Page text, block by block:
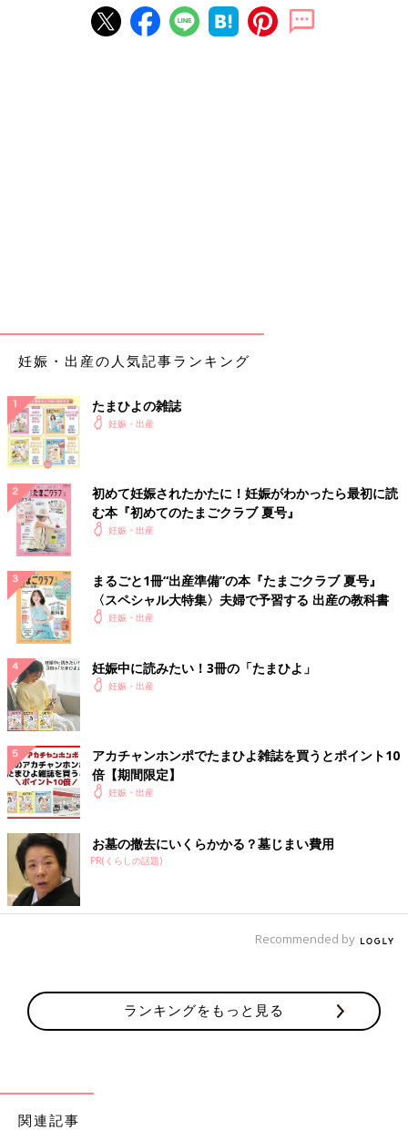
妊娠・出産の人気記事ランキング
たまひよの雑誌
妊娠・出産
初めて妊娠されたかたに！妊娠がわかったら最初に読
む本『初めてのたまごクラブ 夏号』
妊娠・出産
まるごと1冊“出産準備”の本『たまごクラブ 夏号』
〈スペシャル大特集〉夫婦で予習する 出産の教科書
妊娠・出産
妊娠中に読みたい！3冊の「たまひよ」
妊娠・出産
アカチャンホンポでたまひよ雑誌を買うとポイント10
倍【期間限定】
妊娠・出産
お墓の撤去にいくらかかる？墓じまい費用
PR(くらしの話題)
Recommended by
ランキングをもっと見る
関連記事